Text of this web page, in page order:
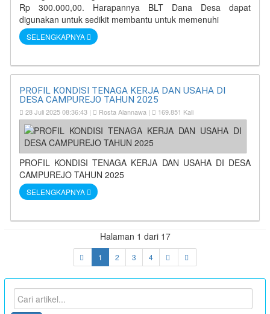
Rp 300.000,00. Harapannya BLT Dana Desa dapat
digunakan untuk sedikit membantu untuk memenuhi
SELENGKAPNYA
PROFIL KONDISI TENAGA KERJA DAN USAHA DI
DESA CAMPUREJO TAHUN 2025
28 Juli 2025 08:36:43 | Rosta Alannawa | 169.851 Kali
PROFIL KONDISI TENAGA KERJA DAN USAHA DI DESA
CAMPUREJO TAHUN 2025
SELENGKAPNYA
Halaman 1 dari 17
1 2 3 4